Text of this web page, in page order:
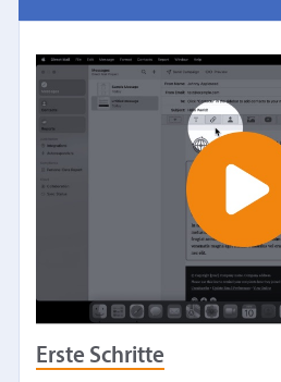
Erste Schritte